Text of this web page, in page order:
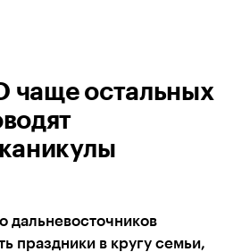
остальных
дальневосточников
праздники в кругу семьи,